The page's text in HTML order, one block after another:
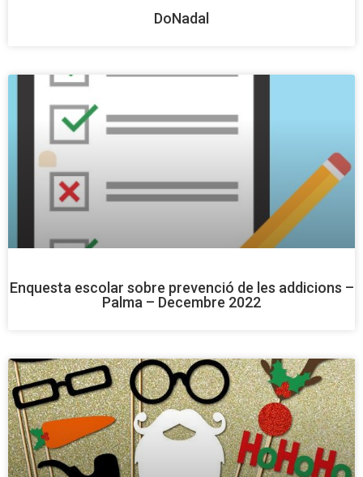
DoNadal
Enquesta escolar sobre prevenció de les addicions –
Palma – Decembre 2022